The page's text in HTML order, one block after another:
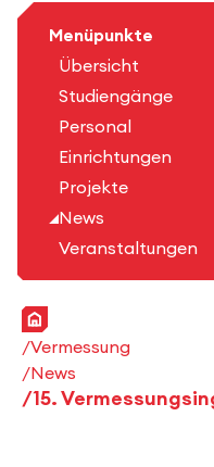
Menüpunkte
Übersicht
Studiengänge
Personal
Einrichtungen
Projekte
News
Veranstaltungen
Startseite
Vermessung
News